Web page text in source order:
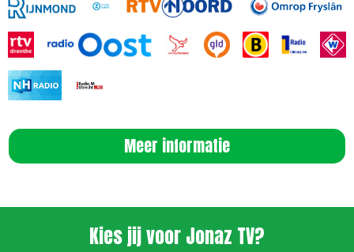
Meer informatie
Kies jij voor Jonaz TV?